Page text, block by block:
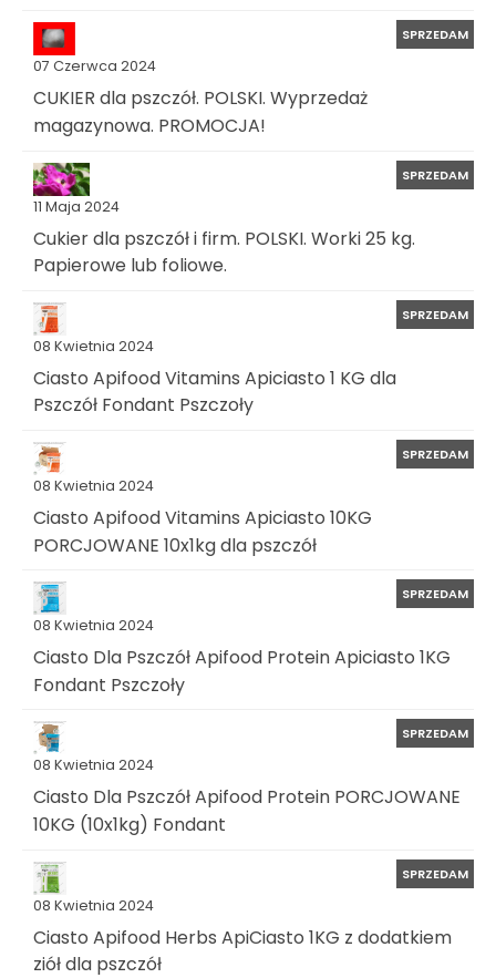
07 Czerwca 2024
SPRZEDAM
CUKIER dla pszczół. POLSKI. Wyprzedaż
magazynowa. PROMOCJA!
11 Maja 2024
SPRZEDAM
Cukier dla pszczół i firm. POLSKI. Worki 25 kg.
Papierowe lub foliowe.
08 Kwietnia 2024
SPRZEDAM
Ciasto Apifood Vitamins Apiciasto 1 KG dla
Pszczół Fondant Pszczoły
08 Kwietnia 2024
SPRZEDAM
Ciasto Apifood Vitamins Apiciasto 10KG
PORCJOWANE 10x1kg dla pszczół
08 Kwietnia 2024
SPRZEDAM
Ciasto Dla Pszczół Apifood Protein Apiciasto 1KG
Fondant Pszczoły
08 Kwietnia 2024
SPRZEDAM
Ciasto Dla Pszczół Apifood Protein PORCJOWANE
10KG (10x1kg) Fondant
08 Kwietnia 2024
SPRZEDAM
Ciasto Apifood Herbs ApiCiasto 1KG z dodatkiem
ziół dla pszczół